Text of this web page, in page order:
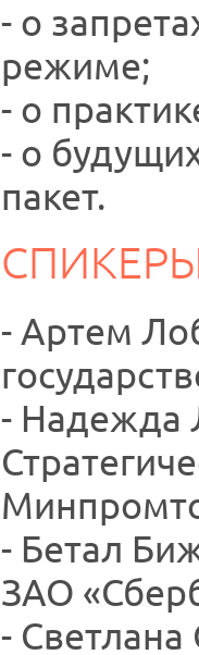
- о
режиме;
- о
- о
пакет.
- Артем
- Надежда
- Бетал
ЗАО
-